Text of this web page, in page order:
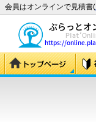
会員はオンラインで見積書(